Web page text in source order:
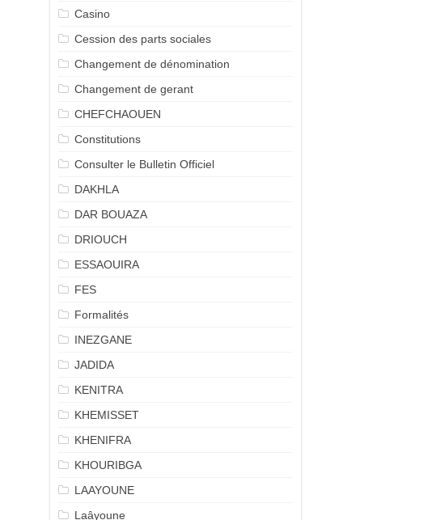
Casino
Cession des parts sociales
Changement de dénomination
Changement de gerant
CHEFCHAOUEN
Constitutions
Consulter le Bulletin Officiel
DAKHLA
DAR BOUAZA
DRIOUCH
ESSAOUIRA
FES
Formalités
INEZGANE
JADIDA
KENITRA
KHEMISSET
KHENIFRA
KHOURIBGA
LAAYOUNE
Laâyoune